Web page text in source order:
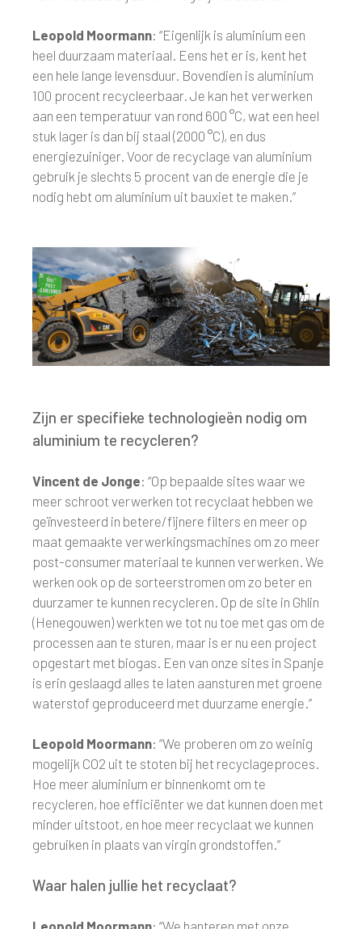
Leopold Moormann: “Eigenlijk is aluminium een
heel duurzaam materiaal. Eens het er is, kent het
een hele lange levensduur. Bovendien is aluminium
100 procent recycleerbaar. Je kan het verwerken
aan een temperatuur van rond 600 °C, wat een heel
stuk lager is dan bij staal (2000 °C), en dus
energiezuiniger. Voor de recyclage van aluminium
gebruik je slechts 5 procent van de energie die je
nodig hebt om aluminium uit bauxiet te maken.”
Zijn er specifieke technologieën nodig om
aluminium te recycleren?
Vincent de Jonge: “Op bepaalde sites waar we
meer schroot verwerken tot recyclaat hebben we
geïnvesteerd in betere/fijnere filters en meer op
maat gemaakte verwerkingsmachines om zo meer
post-consumer materiaal te kunnen verwerken. We
werken ook op de sorteerstromen om zo beter en
duurzamer te kunnen recycleren. Op de site in Ghlin
(Henegouwen) werkten we tot nu toe met gas om de
processen aan te sturen, maar is er nu een project
opgestart met biogas. Een van onze sites in Spanje
is erin geslaagd alles te laten aansturen met groene
waterstof geproduceerd met duurzame energie.”
Leopold Moormann: “We proberen om zo weinig
mogelijk CO2 uit te stoten bij het recyclageproces.
Hoe meer aluminium er binnenkomt om te
recycleren, hoe efficiënter we dat kunnen doen met
minder uitstoot, en hoe meer recyclaat we kunnen
gebruiken in plaats van virgin grondstoffen.”
Waar halen jullie het recyclaat?